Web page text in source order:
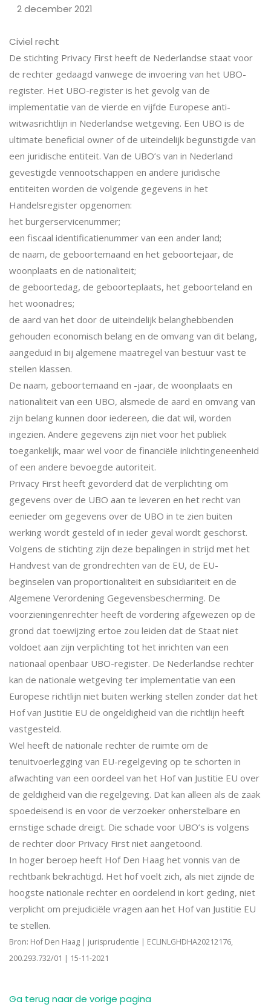
2 december 2021
Civiel recht
De stichting Privacy First heeft de Nederlandse staat voor
de rechter gedaagd vanwege de invoering van het UBO-
register. Het UBO-register is het gevolg van de
implementatie van de vierde en vijfde Europese anti-
witwasrichtlijn in Nederlandse wetgeving. Een UBO is de
ultimate beneficial owner of de uiteindelijk begunstigde van
een juridische entiteit. Van de UBO’s van in Nederland
gevestigde vennootschappen en andere juridische
entiteiten worden de volgende gegevens in het
Handelsregister opgenomen:
het burgerservicenummer;
een fiscaal identificatienummer van een ander land;
de naam, de geboortemaand en het geboortejaar, de
woonplaats en de nationaliteit;
de geboortedag, de geboorteplaats, het geboorteland en
het woonadres;
de aard van het door de uiteindelijk belanghebbenden
gehouden economisch belang en de omvang van dit belang,
aangeduid in bij algemene maatregel van bestuur vast te
stellen klassen.
De naam, geboortemaand en -jaar, de woonplaats en
nationaliteit van een UBO, alsmede de aard en omvang van
zijn belang kunnen door iedereen, die dat wil, worden
ingezien. Andere gegevens zijn niet voor het publiek
toegankelijk, maar wel voor de financiële inlichtingeneenheid
of een andere bevoegde autoriteit.
Privacy First heeft gevorderd dat de verplichting om
gegevens over de UBO aan te leveren en het recht van
eenieder om gegevens over de UBO in te zien buiten
werking wordt gesteld of in ieder geval wordt geschorst.
Volgens de stichting zijn deze bepalingen in strijd met het
Handvest van de grondrechten van de EU, de EU-
beginselen van proportionaliteit en subsidiariteit en de
Algemene Verordening Gegevensbescherming. De
voorzieningenrechter heeft de vordering afgewezen op de
grond dat toewijzing ertoe zou leiden dat de Staat niet
voldoet aan zijn verplichting tot het inrichten van een
nationaal openbaar UBO-register. De Nederlandse rechter
kan de nationale wetgeving ter implementatie van een
Europese richtlijn niet buiten werking stellen zonder dat het
Hof van Justitie EU de ongeldigheid van die richtlijn heeft
vastgesteld.
Wel heeft de nationale rechter de ruimte om de
tenuitvoerlegging van EU-regelgeving op te schorten in
afwachting van een oordeel van het Hof van Justitie EU over
de geldigheid van die regelgeving. Dat kan alleen als de zaak
spoedeisend is en voor de verzoeker onherstelbare en
ernstige schade dreigt. Die schade voor UBO’s is volgens
de rechter door Privacy First niet aangetoond.
In hoger beroep heeft Hof Den Haag het vonnis van de
rechtbank bekrachtigd. Het hof voelt zich, als niet zijnde de
hoogste nationale rechter en oordelend in kort geding, niet
verplicht om prejudiciële vragen aan het Hof van Justitie EU
te stellen.
Bron: Hof Den Haag | jurisprudentie | ECLINLGHDHA20212176,
200.293.732/01 | 15-11-2021
Ga terug naar de vorige pagina